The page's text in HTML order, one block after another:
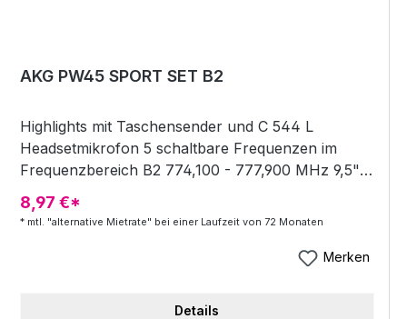
AKG PW45 SPORT SET B2
Highlights mit Taschensender und C 544 L
Headsetmikrofon 5 schaltbare Frequenzen im
Frequenzbereich B2 774,100 - 777,900 MHz 9,5"
Diversity-Empfänger mit integrierten Antennen
regelbare Ausgangslautstärke XLR out
Akku Low-Battery-Anzeige knackfreier Schalter
8,97 €*
* mtl. "alternative Mietrate" bei einer Laufzeit von 72 Monaten
Merken
Details